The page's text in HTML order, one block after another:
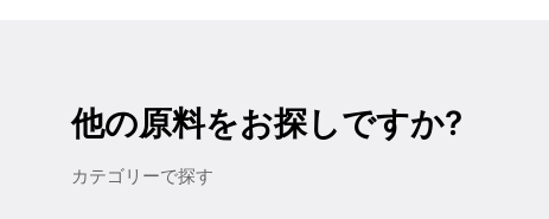
他の原料をお探しですか?
カテゴリーで探す